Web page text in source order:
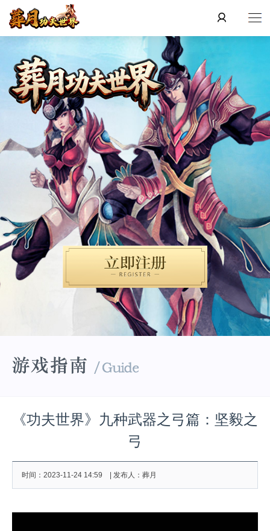
《功夫世界》九种武器之弓篇：坚毅之
弓
时间：2023-11-24 14:59 | 发布人：葬月